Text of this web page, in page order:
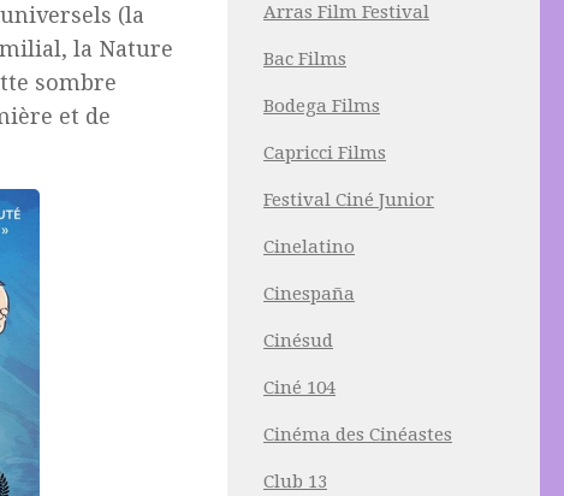
(la
la Nature
sombre
et de
Arras Film Festival
Bac Films
Bodega Films
Capricci Films
Festival Ciné Junior
Cinelatino
Cinespaña
Cinésud
Ciné 104
Cinéma des Cinéastes
Club 13